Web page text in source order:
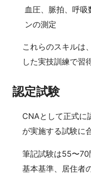
血圧、脈拍、呼
ンの測定
これらのスキルは
した実技訓練で習
認定試験
CNAとして正式に
が実施する試験に
筆記試験は55〜
基本基準、居住者